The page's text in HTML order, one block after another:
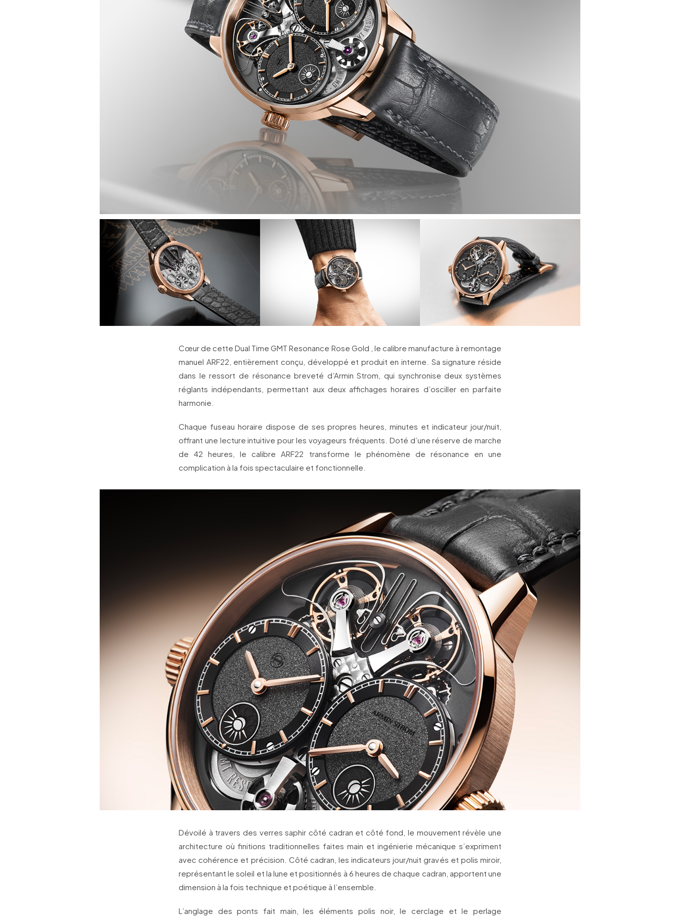
Cœur de cette Dual Time GMT Resonance Rose Gold , le calibre manufacture à remontage
manuel ARF22, entièrement conçu, développé et produit en interne. Sa signature réside
dans le ressort de résonance breveté d’Armin Strom, qui synchronise deux systèmes
réglants indépendants, permettant aux deux affichages horaires d’osciller en parfaite
harmonie.
Chaque fuseau horaire dispose de ses propres heures, minutes et indicateur jour/nuit,
offrant une lecture intuitive pour les voyageurs fréquents. Doté d’une réserve de marche
de 42 heures, le calibre ARF22 transforme le phénomène de résonance en une
complication à la fois spectaculaire et fonctionnelle.
Dévoilé à travers des verres saphir côté cadran et côté fond, le mouvement révèle une
architecture où finitions traditionnelles faites main et ingénierie mécanique s’expriment
avec cohérence et précision. Côté cadran, les indicateurs jour/nuit gravés et polis miroir,
représentant le soleil et la lune et positionnés à 6 heures de chaque cadran, apportent une
dimension à la fois technique et poétique à l’ensemble.
L’anglage des ponts fait main, les éléments polis noir, le cerclage et le perlage